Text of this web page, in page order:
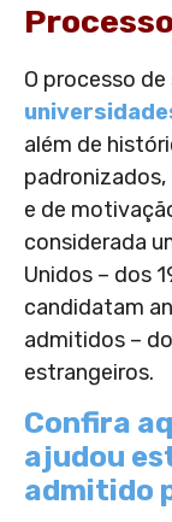
O processo de
além de
e de
considerada
Unidos – dos
candidatam
admitidos –
estrangeiros.
Confira
ajudou
admitido